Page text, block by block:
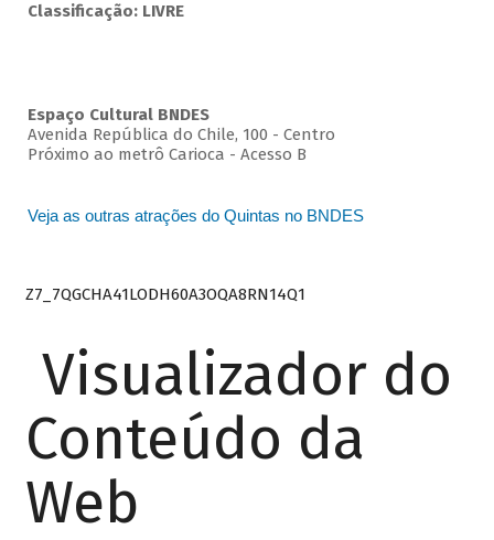
Classificação: LIVRE
Espaço Cultural BNDES
Avenida República do Chile, 100 - Centro
Próximo ao metrô Carioca - Acesso B
Veja as outras atrações do Quintas no BNDES
Z7_7QGCHA41LODH60A3OQA8RN14Q1
Visualizador do
Conteúdo da
Web